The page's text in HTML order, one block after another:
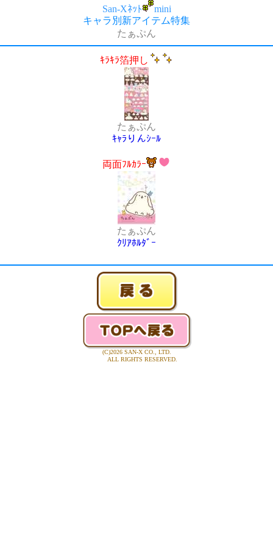
San-Xﾈｯﾄ
mini
キャラ別新アイテム特集
たぁぷん
ｷﾗｷﾗ箔押し
たぁぷん
ｷｬﾗりんｼｰﾙ
両面ﾌﾙｶﾗｰ
たぁぷん
ｸﾘｱﾎﾙﾀﾞｰ
(C)2026 SAN-X CO., LTD.
ALL RIGHTS RESERVED.